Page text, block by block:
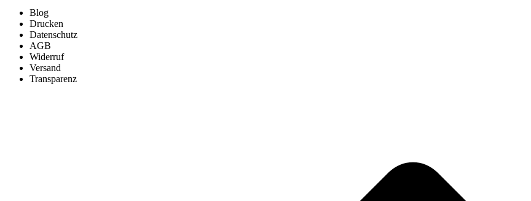
Blog
Drucken
Datenschutz
AGB
Widerruf
Versand
Transparenz